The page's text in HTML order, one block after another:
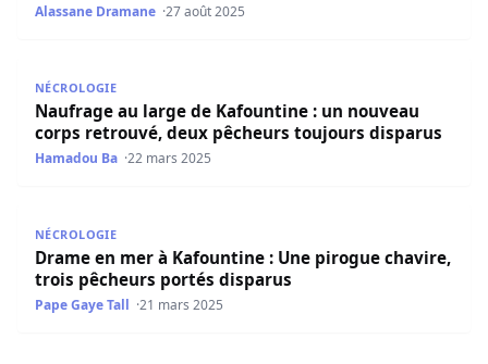
Alassane Dramane 27 août 2025
NÉCROLOGIE
Naufrage au large de Kafountine : un nouveau
corps retrouvé, deux pêcheurs toujours disparus
Hamadou Ba 22 mars 2025
NÉCROLOGIE
Drame en mer à Kafountine : Une pirogue chavire,
trois pêcheurs portés disparus
Pape Gaye Tall 21 mars 2025